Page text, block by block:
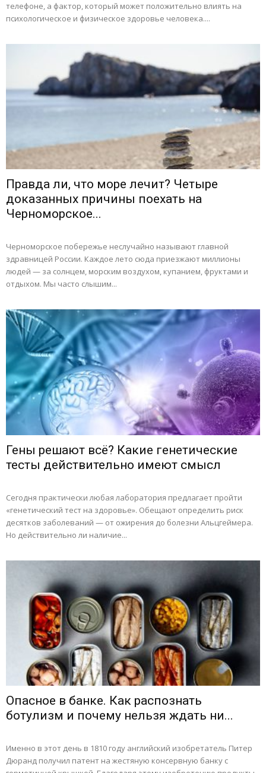
телефоне, а фактор, который может положительно влиять на
психологическое и физическое здоровье человека....
Правда ли, что море лечит? Четыре
доказанных причины поехать на
Черноморское...
Черноморское побережье неслучайно называют главной
здравницей России. Каждое лето сюда приезжают миллионы
людей — за солнцем, морским воздухом, купанием, фруктами и
отдыхом. Мы часто слышим...
Гены решают всё? Какие генетические
тесты действительно имеют смысл
Сегодня практически любая лаборатория предлагает пройти
«генетический тест на здоровье». Обещают определить риск
десятков заболеваний — от ожирения до болезни Альцгеймера.
Но действительно ли наличие...
Опасное в банке. Как распознать
ботулизм и почему нельзя ждать ни...
Именно в этот день в 1810 году английский изобретатель Питер
Дюранд получил патент на жестяную консервную банку с